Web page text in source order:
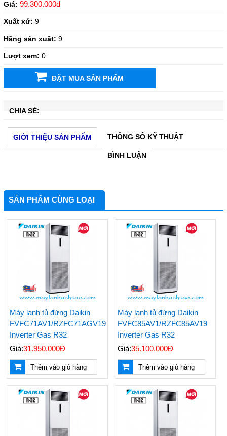
Giá: 99.300.000đ
Xuất xứ: 9
Hãng sản xuất: 9
Lượt xem: 0
ĐẶT MUA SẢN PHẨM
CHIA SẺ:
GIỚI THIỆU SẢN PHẨM THÔNG SỐ KỸ THUẬT
BÌNH LUẬN
SẢN PHẨM CÙNG LOẠI
Máy lạnh tủ đứng Daikin
FVFC71AV1/RZFC71AGV19
Inverter Gas R32
Giá:31.950.000Đ
Thêm vào giỏ hàng
Máy lạnh tủ đứng Daikin
FVFC85AV1/RZFC85AV19
Inverter Gas R32
Giá:35.100.000Đ
Thêm vào giỏ hàng